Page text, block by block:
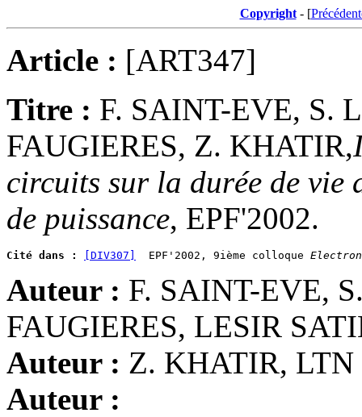
Copyright- [
Article : [ART347]
Titre : F. SAINT-EVE, S.
FAUGIERES, Z. KHATIR,
circuits sur la durée de vie
de puissance, EPF'2002.
Cité dans : [DIV307]
  EPF'2002, 9ième colloque
Auteur : F. SAINT-EVE,
FAUGIERES, LESIR
Auteur : Z. KHATIR, LTN
Auteur :